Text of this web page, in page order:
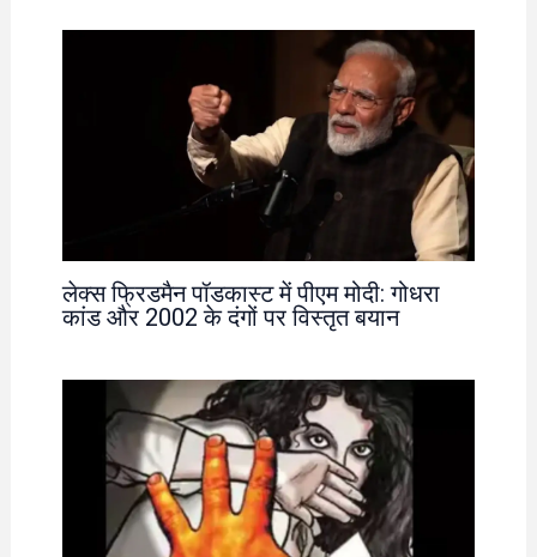
लेक्स फ्रिडमैन पॉडकास्ट में पीएम मोदी: गोधरा
कांड और 2002 के दंगों पर विस्तृत बयान